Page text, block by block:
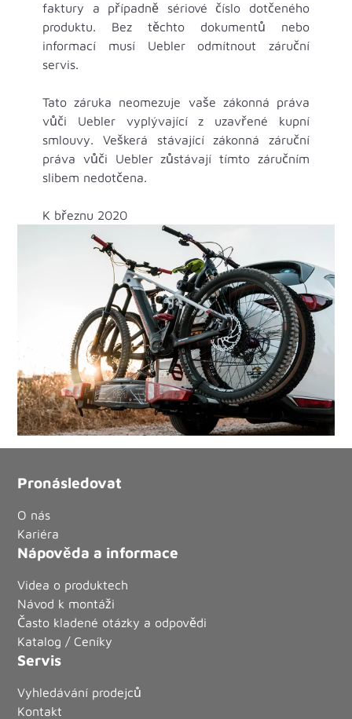
faktury a případně sériové číslo dotčeného
produktu. Bez těchto dokumentů nebo
informací musí Uebler odmítnout záruční
servis.
Tato záruka neomezuje vaše zákonná práva
vůči Uebler vyplývající z uzavřené kupní
smlouvy. Veškerá stávající zákonná záruční
práva vůči Uebler zůstávají tímto záručním
slibem nedotčena.
K březnu 2020
Pronásledovat
O nás
Kariéra
Nápověda a informace
Videa o produktech
Návod k montáži
Často kladené otázky a odpovědi
Katalog / Ceníky
Servis
Vyhledávání prodejců
Kontakt